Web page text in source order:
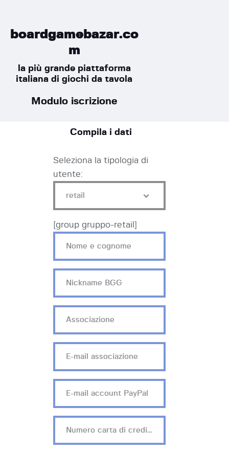
BoardGameBazar | vendita e
scambio giochi da tavolo
HOME
IL PROGETTO
VENDI
CASE EDITRICI
AIUTO
BLOG-NEWS
EVENTI
boardgamebazar.co
m
la più grande piattaforma
italiana di giochi da tavola
Modulo iscrizione
Compila i dati
Seleziona la tipologia di
utente:
[group gruppo-retail]